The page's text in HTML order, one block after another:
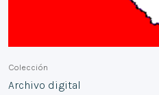
Colección
Archivo digital